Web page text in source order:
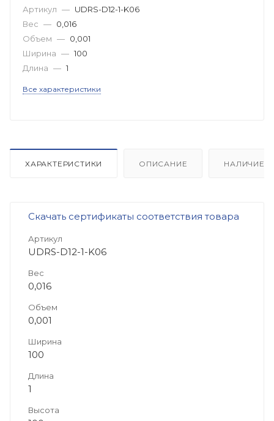
Артикул — UDRS-D12-1-K06
Вес — 0,016
Объем — 0,001
Ширина — 100
Длина — 1
Все характеристики
ХАРАКТЕРИСТИКИ ОПИСАНИЕ НАЛИЧИЕ
Скачать сертификаты соответствия товара
Артикул
UDRS-D12-1-K06
Вес
0,016
Объем
0,001
Ширина
100
Длина
1
Высота